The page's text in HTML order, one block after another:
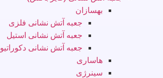
بهسازان
جعبه آتش نشانی فلزی
جعبه آتش نشانی استیل
جعبه آتش نشانی دکوراتیو
هاساری
سینرژی